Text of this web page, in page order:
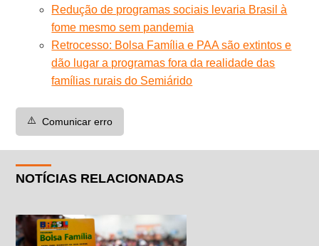
Redução de programas sociais levaria Brasil à
fome mesmo sem pandemia
Retrocesso: Bolsa Família e PAA são extintos e
dão lugar a programas fora da realidade das
famílias rurais do Semiárido
⚠️ Comunicar erro
NOTÍCIAS RELACIONADAS